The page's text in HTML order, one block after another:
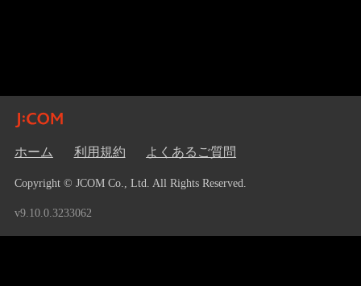
ホーム 利用規約 よくあるご質問
Copyright © JCOM Co., Ltd. All Rights Reserved.
v9.10.0.3233062